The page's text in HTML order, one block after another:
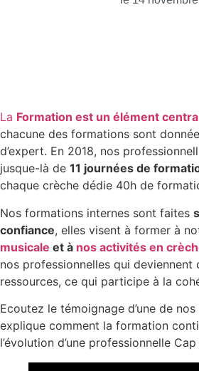
La Formation est un élément
chacune des formations sont
d’expert. En 2018, nos
jusque-là de 11 journées de
chaque crèche dédie 40h de
Nos formations internes sont faites
confiance, elles visent à former à
musicale et à nos activités en
nos professionnelles qui deviennent
ressources, ce qui participe à la
Ecoutez le témoignage d’une de
explique comment la formation
l’évolution d’une professionnelle